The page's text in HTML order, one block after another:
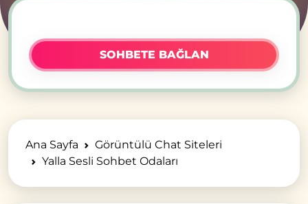
SOHBETE BAĞLAN
Ana Sayfa
Görüntülü Chat Siteleri
Yalla Sesli Sohbet Odaları